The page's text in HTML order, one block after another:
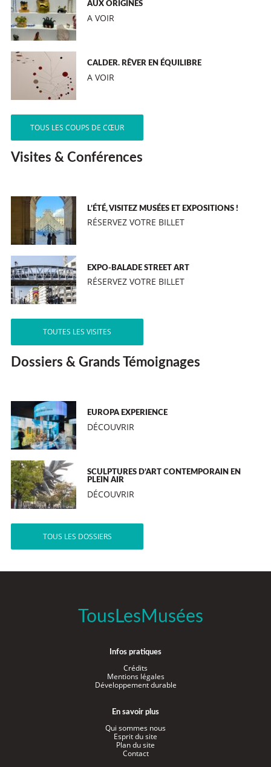
AUX ORIGINES
A VOIR
CALDER. RÊVER EN ÉQUILIBRE
A VOIR
TOUS LES COUPS DE CŒUR
Visites & Conférences
L’ÉTÉ, VISITEZ MUSÉES ET EXPOSITIONS !
RÉSERVEZ VOTRE BILLET
EXPO-BALADE STREET ART
RÉSERVEZ VOTRE BILLET
TOUTES LES VISITES
Dossiers & Grands Témoignages
EUROPA EXPERIENCE
DÉCOUVRIR
SCULPTURES D’ART CONTEMPORAIN EN
PLEIN AIR
DÉCOUVRIR
TOUS LES DOSSIERS
TousLesMusées
Infos pratiques
Crédits
Mentions légales
Développement durable
En savoir plus
Qui sommes nous
Esprit du site
Plan du site
Contact